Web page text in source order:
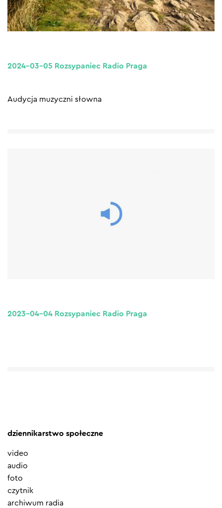
2024-03-05 Rozsypaniec Radio Praga
Audycja muzyczni słowna
2023-04-04 Rozsypaniec Radio Praga
dziennikarstwo społeczne
video
audio
foto
czytnik
archiwum radia